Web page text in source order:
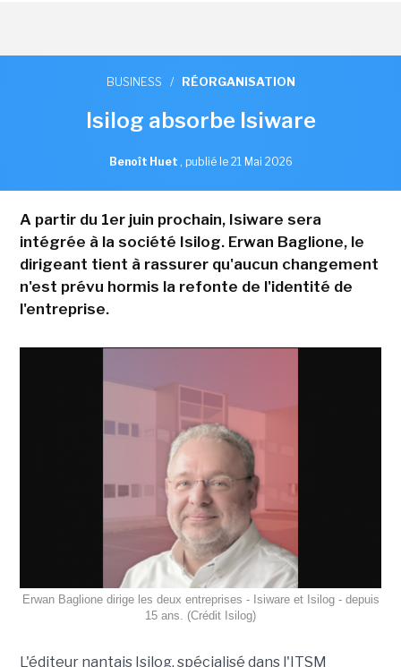
BUSINESS / RÉORGANISATION
Isilog absorbe Isiware
Benoît Huet , publié le 21 Mai 2026
A partir du 1er juin prochain, Isiware sera
intégrée à la société Isilog. Erwan Baglione, le
dirigeant tient à rassurer qu'aucun changement
n'est prévu hormis la refonte de l'identité de
l'entreprise.
Erwan Baglione dirige les deux entreprises - Isiware et Isilog - depuis
15 ans. (Crédit Isilog)
L'éditeur nantais Isilog, spécialisé dans l'ITSM